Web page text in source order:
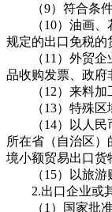
（9）符合条件
（10）油画、花
规定的出口免税的
（11）外贸企业
品收购发票、政府
（12）来料加
（13）特殊区域
（14）以人民币
所在省（自治区
境小额贸易出口货
（15）以旅游购
2.出口企业或其
（1）国家批准